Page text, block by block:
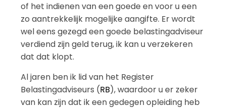
of het indienen van een goede en voor u een
zo aantrekkelijk mogelijke aangifte. Er wordt
wel eens gezegd een goede belastingadviseur
verdiend zijn geld terug, ik kan u verzekeren
dat dat klopt.
Al jaren ben ik lid van het Register
Belastingadviseurs (RB), waardoor u er zeker
van kan zijn dat ik een gedegen opleiding heb